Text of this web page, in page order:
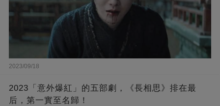
2023/09/18
2023「意外爆紅」的五部劇，《長相思》排在最
后，第一實至名歸！